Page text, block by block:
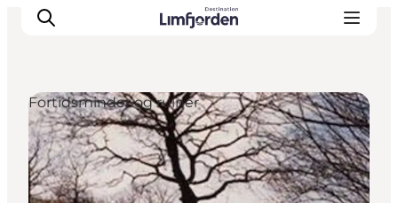
Fortidsminder og ruiner